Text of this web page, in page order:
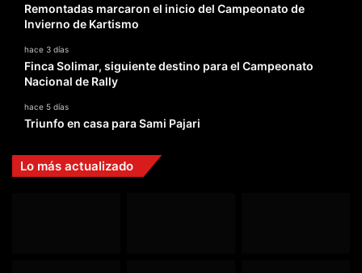
Remontadas marcaron el inicio del Campeonato de
Invierno de Kartismo
hace 3 días
Finca Solimar, siguiente destino para el Campeonato
Nacional de Rally
hace 5 días
Triunfo en casa para Sami Pajari
Lo más actualizado